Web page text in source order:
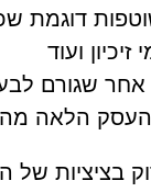
דוגמת
ועוד
אחר שגורם
הלאה
בציציות של